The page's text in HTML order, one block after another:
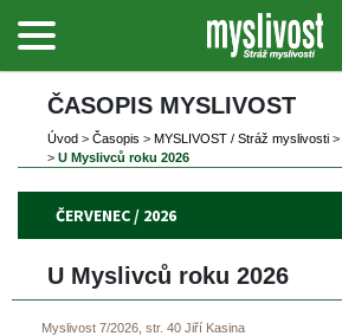
ČASOPIS MYSLIVOST
Úvod > Časopi > MYSLIVOST / Stráž myslivosti >
> U Myslivců roku 2026
ČERVENEC / 2026
U Myslivců roku 2026
Myslivost 7/2026, str. 40 Jiří Kasina